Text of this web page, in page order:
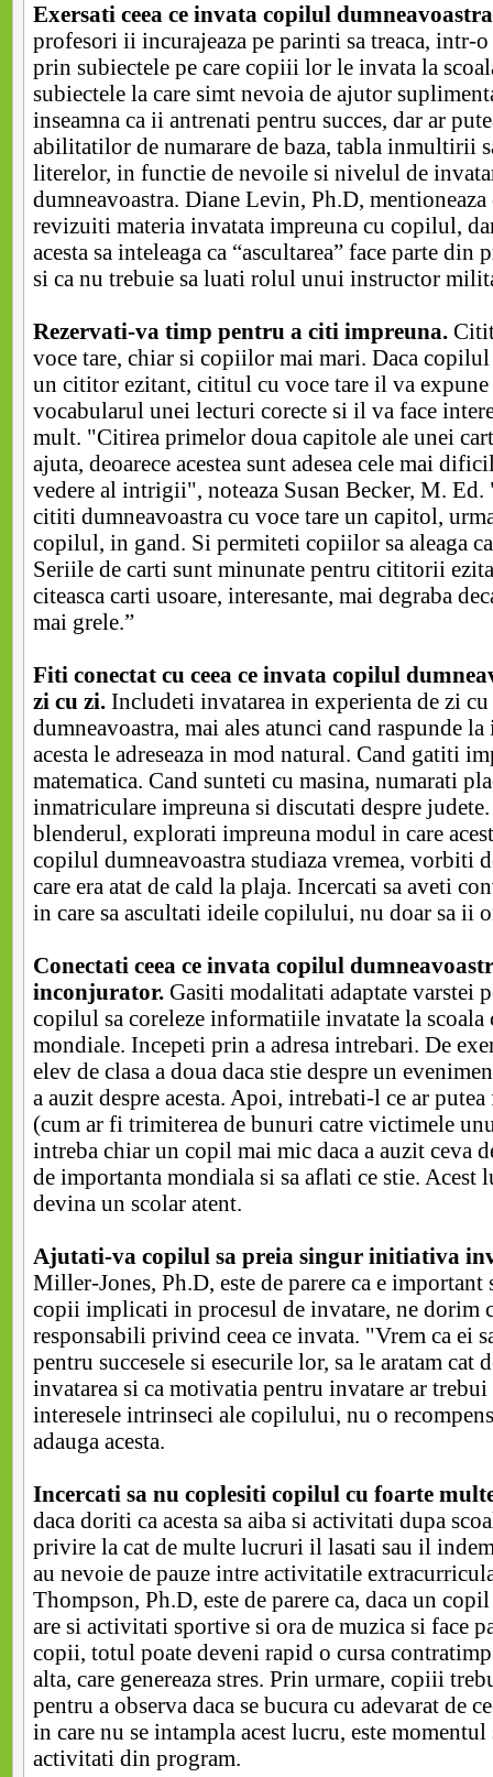
Exersati ceea ce invata copilul
profesori ii incurajeaza pe parinti sa treaca, intr-o
prin subiectele pe care copiii lor le invata la
subiectele la care simt nevoia de ajutor
inseamna ca ii antrenati pentru succes, dar ar
abilitatilor de numarare de baza, tabla inmultirii
literelor, in functie de nevoile si nivelul de
dumneavoastra. Diane Levin, Ph.D, mentioneaza
revizuiti materia invatata impreuna cu copilul,
acesta sa inteleaga ca “ascultarea” face parte din
si ca nu trebuie sa luati rolul unui instructor
Rezervati-va timp pentru a citi impreuna.
voce tare, chiar si copiilor mai mari. Daca copilul
un cititor ezitant, cititul cu voce tare il va expune
vocabularul unei lecturi corecte si il va face
mult. "Citirea primelor doua capitole ale unei
ajuta, deoarece acestea sunt adesea cele mai
vedere al intrigii", noteaza Susan Becker, M.
cititi dumneavoastra cu voce tare un capitol,
copilul, in gand. Si permiteti copiilor sa aleaga
Seriile de carti sunt minunate pentru cititorii
citeasca carti usoare, interesante, mai degraba
mai grele.”
Fiti conectat cu ceea ce invata copilul
zi cu zi. Includeti invatarea in experienta de zi
dumneavoastra, mai ales atunci cand raspunde
acesta le adreseaza in mod natural. Cand gatiti
matematica. Cand sunteti cu masina, numarati
inmatriculare impreuna si discutati despre
blenderul, explorati impreuna modul in care
copilul dumneavoastra studiaza vremea, vorbiti
care era atat de cald la plaja. Incercati sa aveti
in care sa ascultati ideile copilului, nu doar sa ii
Conectati ceea ce invata copilul
inconjurator. Gasiti modalitati adaptate varstei
copilul sa coreleze informatiile invatate la scoala
mondiale. Incepeti prin a adresa intrebari. De
elev de clasa a doua daca stie despre un
a auzit despre acesta. Apoi, intrebati-l ce ar
(cum ar fi trimiterea de bunuri catre victimele
intreba chiar un copil mai mic daca a auzit ceva
de importanta mondiala si sa aflati ce stie. Acest
devina un scolar atent.
Ajutati-va copilul sa preia singur initiativa
Miller-Jones, Ph.D, este de parere ca e important
copii implicati in procesul de invatare, ne dorim
responsabili privind ceea ce invata. "Vrem ca ei
pentru succesele si esecurile lor, sa le aratam cat
invatarea si ca motivatia pentru invatare ar
interesele intrinseci ale copilului, nu o
adauga acesta.
Incercati sa nu coplesiti copilul cu foarte
daca doriti ca acesta sa aiba si activitati dupa
privire la cat de multe lucruri il lasati sau il
au nevoie de pauze intre activitatile
Thompson, Ph.D, este de parere ca, daca un
are si activitati sportive si ora de muzica si face
copii, totul poate deveni rapid o cursa
alta, care genereaza stres. Prin urmare, copiii
pentru a observa daca se bucura cu adevarat de
in care nu se intampla acest lucru, este momentul
activitati din program.